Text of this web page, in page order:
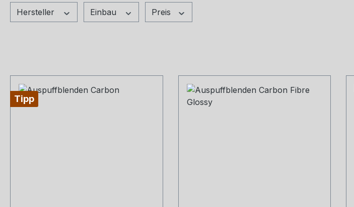
Hersteller Einbau Preis
Tipp